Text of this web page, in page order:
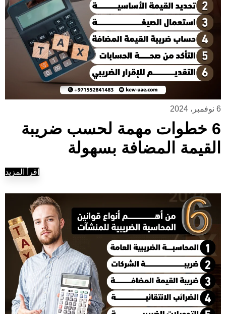
6 نوفمبر، 2024
6 خطوات مهمة لحسب ضريبة
القيمة المضافة بسهولة
إقرأ المزيد